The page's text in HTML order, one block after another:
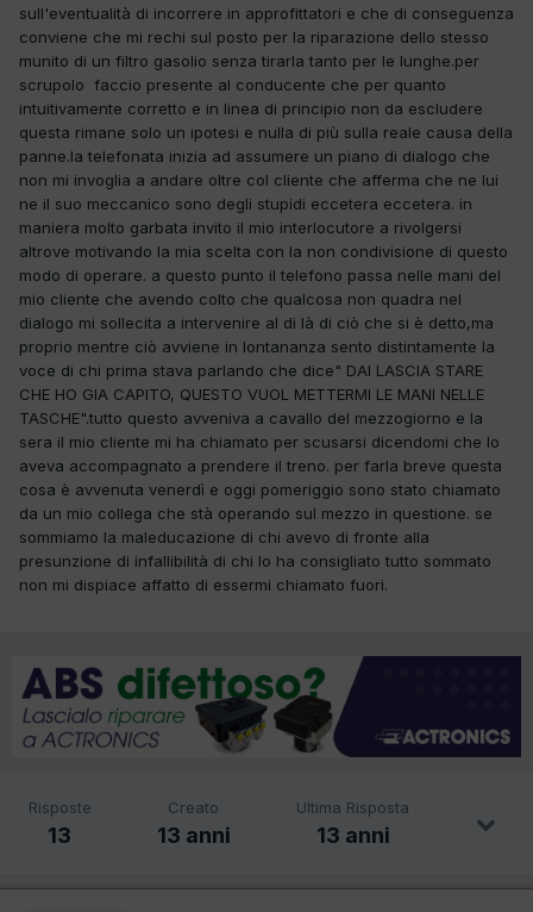
sull'eventualità di incorrere in approfittatori e che di conseguenza
conviene che mi rechi sul posto per la riparazione dello stesso
munito di un filtro gasolio senza tirarla tanto per le lunghe.per
scrupolo faccio presente al conducente che per quanto
intuitivamente corretto e in linea di principio non da escludere
questa rimane solo un ipotesi e nulla di più sulla reale causa della
panne.la telefonata inizia ad assumere un piano di dialogo che
non mi invoglia a andare oltre col cliente che afferma che ne lui
ne il suo meccanico sono degli stupidi eccetera eccetera. in
maniera molto garbata invito il mio interlocutore a rivolgersi
altrove motivando la mia scelta con la non condivisione di questo
modo di operare. a questo punto il telefono passa nelle mani del
mio cliente che avendo colto che qualcosa non quadra nel
dialogo mi sollecita a intervenire al di là di ciò che si è detto,ma
proprio mentre ciò avviene in lontananza sento distintamente la
voce di chi prima stava parlando che dice" DAI LASCIA STARE
CHE HO GIA CAPITO, QUESTO VUOL METTERMI LE MANI NELLE
TASCHE".tutto questo avveniva a cavallo del mezzogiorno e la
sera il mio cliente mi ha chiamato per scusarsi dicendomi che lo
aveva accompagnato a prendere il treno. per farla breve questa
cosa è avvenuta venerdì e oggi pomeriggio sono stato chiamato
da un mio collega che stà operando sul mezzo in questione. se
sommiamo la maleducazione di chi avevo di fronte alla
presunzione di infallibilità di chi lo ha consigliato tutto sommato
non mi dispiace affatto di essermi chiamato fuori.
Risposte
13
Creato
13 anni
Ultima Risposta
13 anni